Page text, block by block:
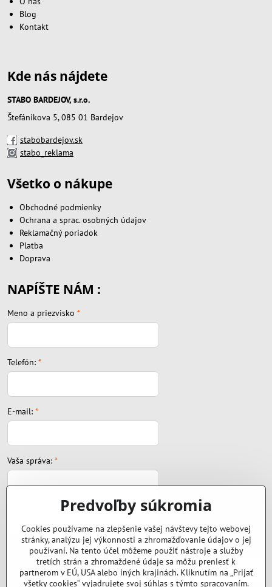
Blog
Kontakt
Kde nás nájdete
STABO BARDEJOV, s.r.o.
Štefánikova 5, 085 01 Bardejov
stabobardejov.sk
stabo_reklama
Všetko o nákupe
Obchodné podmienky
Ochrana a sprac. osobných údajov
Reklamačný poriadok
Platba
Doprava
NAPÍŠTE NÁM :
Meno a priezvisko *
Telefón: *
E-mail: *
Vaša správa: *
Súbor:
Predvoľby súkromia
Cookies používame na zlepšenie vašej návštevy tejto webovej
stránky, analýzu jej výkonnosti a zhromažďovanie údajov o jej
používaní. Na tento účel môžeme použiť nástroje a služby
tretích strán a zhromaždené údaje sa môžu preniesť k
partnerom v EÚ, USA alebo iných krajinách. Kliknutím na „Prijať
všetky cookies“ vyjadrujete svoj súhlas s týmto spracovaním.